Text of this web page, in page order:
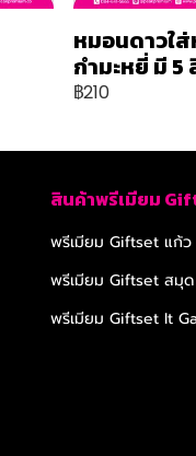
หมอนดาวใ
กำมะหยี่ มี 5
฿210
สินค้าพรีเมียม
พรีเมียม Giftset แก้ว
พรีเมียม Giftset สมุด
พรีเมียม Giftset It